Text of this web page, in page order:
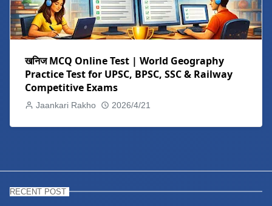
खनिज MCQ Online Test | World Geography
Practice Test for UPSC, BPSC, SSC & Railway
Competitive Exams
Jaankari Rakho 2026/4/21
RECENT POST